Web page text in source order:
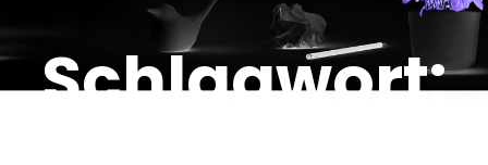
Schlagwort: